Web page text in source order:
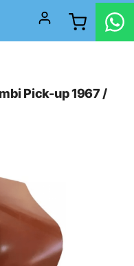
Pick-up 1967 /